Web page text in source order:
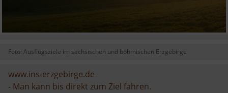
Foto: Ausflugsziele im sächsischen und böhmischen Erzgebirge
www.ins-erzgebirge.de
- Man kann bis direkt zum Ziel fahren.